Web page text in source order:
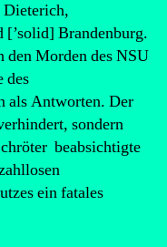
[’solid] Brandenburg.
den Morden des NSU
des
als Antworten. Der
sondern
beabsichtigte
ein fatales